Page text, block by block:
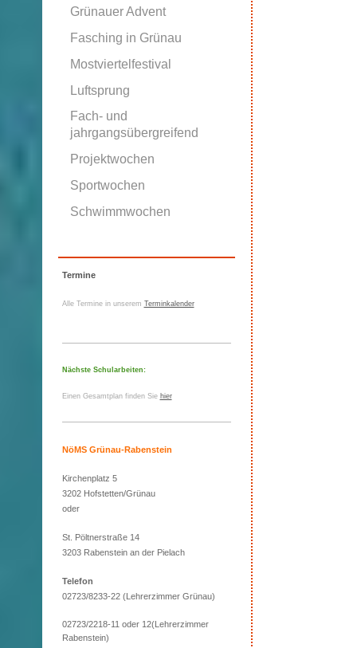
Grünauer Advent
Fasching in Grünau
Mostviertelfestival
Luftsprung
Fach- und
jahrgangsübergreifend
Projektwochen
Sportwochen
Schwimmwochen
Termine
Alle Termine in unserem Terminkalender
Nächste Schularbeiten:
Einen Gesamtplan finden Sie hier
NöMS Grünau-Rabenstein
Kirchenplatz 5
3202 Hofstetten/Grünau
oder
St. Pöltnerstraße 14
3203 Rabenstein an der Pielach
Telefon
02723/8233-22 (Lehrerzimmer Grünau)
02723/2218-11 oder 12(Lehrerzimmer
Rabenstein)